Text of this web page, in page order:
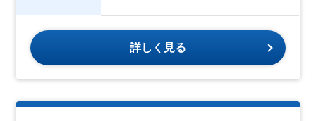
詳しく見る